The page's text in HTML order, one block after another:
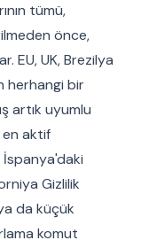
tümü,
önce,
EU, UK, Brezilya
herhangi bir
artık uyumlu
aktif
Gizlilik
da küçük
komut